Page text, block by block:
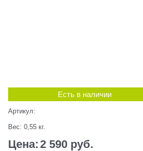
Есть в наличии
Артикул:
Вес: 0,55 кг.
Цена:2 590 руб.